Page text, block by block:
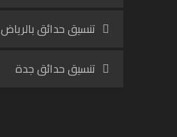
تنسيق حدائق بالرياض
تنسيق حدائق جدة